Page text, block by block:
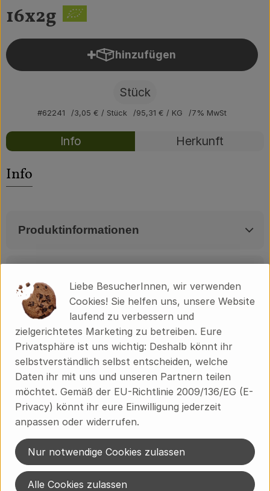
Der Betrieb
Brodowin besuchen
Community
16x2g
hinzufügen
Produkt zum Warenkorb
Stück
#62241 3,05 € / Stück 95,31 € / KG 7% MwSt
Rezepte
Info Herkunft
Info
Produktinformationen
Produktdatenblatt
Herkunft
Hersteller: SHT
EX
Shoti Maa
Liebe BesucherInnen, wir verwenden
Cookies! Sie helfen uns, unsere Website
laufend zu verbessern und
zielgerichtetes Marketing zu betreiben. Eure
Privatsphäre ist uns wichtig: Deshalb könnt ihr
selbstverständlich selbst entscheiden, welche
Daten ihr mit uns und unseren Partnern teilen
möchtet. Gemäß der EU-Richtlinie 2009/136/EG (E-
Privacy) könnt ihr eure Einwilligung jederzeit
anpassen oder widerrufen.
Nur notwendige Cookies zulassen
Alle Cookies zulassen